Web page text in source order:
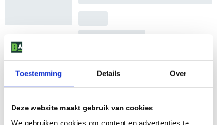
Toestemming Details Over
Deze website maakt gebruik van cookies
We gebruiken cookies om content en advertenties te